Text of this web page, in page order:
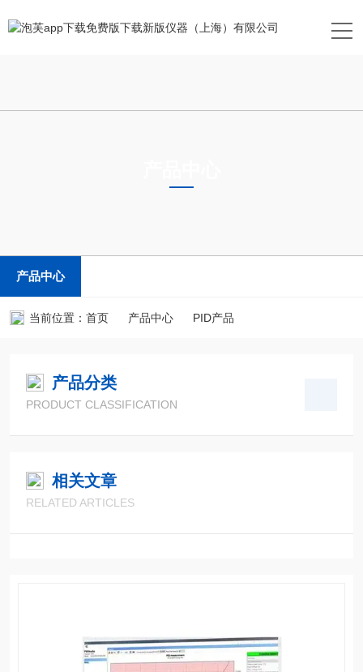
产品中心
当前位置： 首页 产品中心 PID产品
产品分类
PRODUCT CLASSIFICATION
相关文章
RELATED ARTICLES